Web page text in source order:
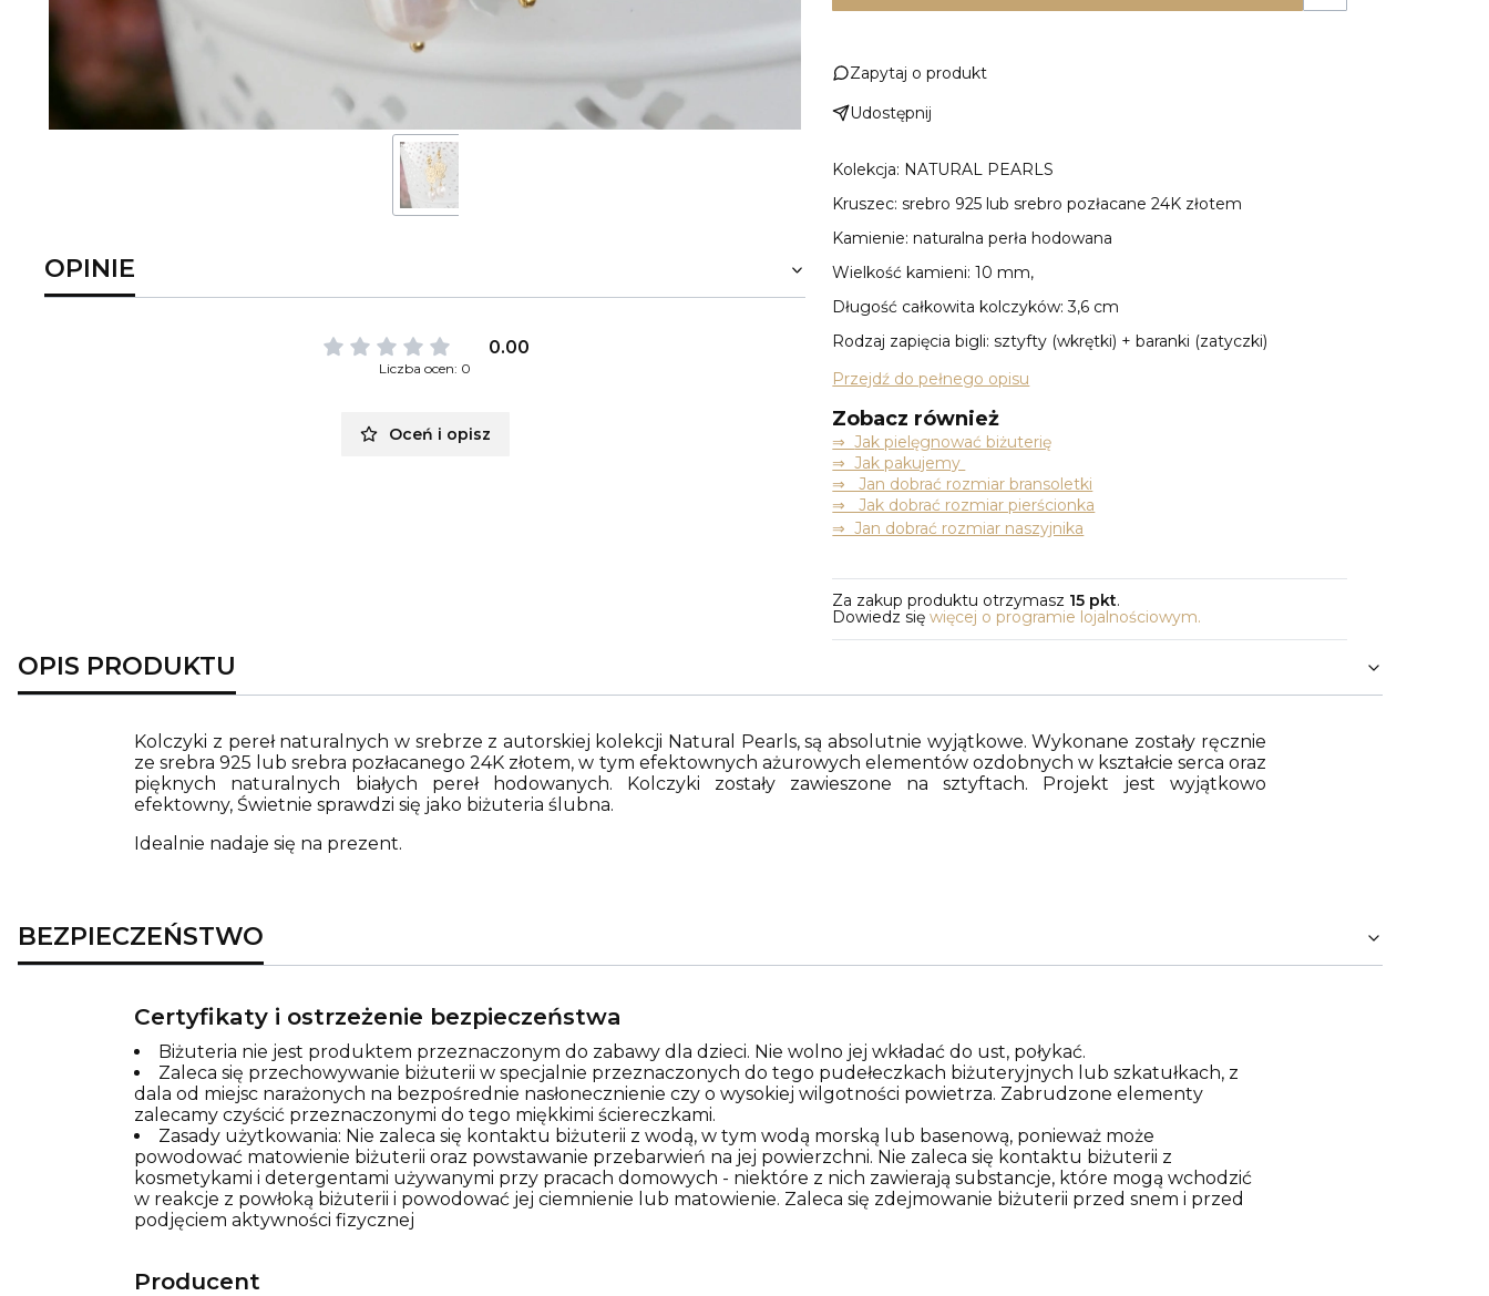
OPINIE
0.00
Liczba ocen: 0
Oceń i opisz
Zapytaj o produkt
Udostępnij
Kolekcja: NATURAL PEARLS
Kruszec: srebro 925 lub srebro pozłacane 24K złotem
Kamienie: naturalna perła hodowana
Wielkość kamieni: 10 mm,
Długość całkowita kolczyków: 3,6 cm
Rodzaj zapięcia bigli: sztyfty (wkrętki) + baranki (zatyczki)
Przejdź do pełnego opisu
Zobacz również
⇒Jak pielęgnować biżuterię
⇒ Jak pakujemy
⇒ Jan dobrać rozmiar bransoletki
⇒ Jak dobrać rozmiar pierścionka
⇒ Jan dobrać rozmiar naszyjnika
Za zakup produktu otrzymasz 15 pkt.
Dowiedz sięwięcej o programie lojalnościowym.
OPIS PRODUKTU
Kolczyki z pereł naturalnych w srebrze z autorskiej kolekcji Natural Pearls, są absolutnie wyjątkowe. Wykonane zostały ręcznie
ze srebra 925 lub srebra pozłacanego 24K złotem, w tym efektownych ażurowych elementów ozdobnych w kształcie serca oraz
pięknych naturalnych białych pereł hodowanych. Kolczyki zostały zawieszone na sztyftach. Projekt jest wyjątkowo
efektowny, Świetnie sprawdzi się jako biżuteria ślubna.
Idealnie nadaje się na prezent.
BEZPIECZEŃSTWO
Certyfikaty i ostrzeżenie bezpieczeństwa
Biżuteria nie jest produktem przeznaczonym do zabawy dla dzieci. Nie wolno jej wkładać do ust, połykać.
Zaleca się przechowywanie biżuterii w specjalnie przeznaczonych do tego pudełeczkach biżuteryjnych lub szkatułkach, z
dala od miejsc narażonych na bezpośrednie nasłonecznienie czy o wysokiej wilgotności powietrza. Zabrudzone elementy
zalecamy czyścić przeznaczonymi do tego miękkimi ściereczkami.
Zasady użytkowania: Nie zaleca się kontaktu biżuterii z wodą, w tym wodą morską lub basenową, ponieważ może
powodować matowienie biżuterii oraz powstawanie przebarwień na jej powierzchni. Nie zaleca się kontaktu biżuterii z
kosmetykami i detergentami używanymi przy pracach domowych - niektóre z nich zawierają substancje, które mogą wchodzić
w reakcje z powłoką biżuterii i powodować jej ciemnienie lub matowienie. Zaleca się zdejmowanie biżuterii przed snem i przed
podjęciem aktywności fizycznej
Producent